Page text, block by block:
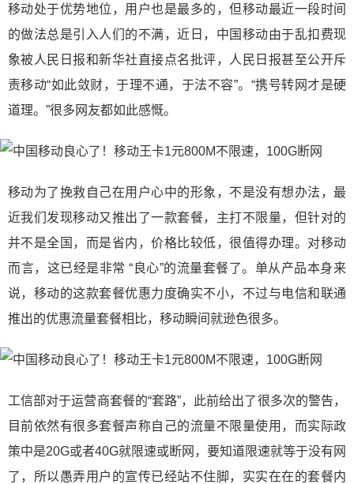
移动处于优势地位，用户也是最多的，但移动最近一段时间
的做法总是引入人们的不满，近日，中国移动由于乱扣费现
象被人民日报和新华社直接点名批评，人民日报甚至公开斥
责移动“如此敛财，于理不通，于法不容”。“携号转网才是硬
道理。”很多网友都如此感慨。
移动为了挽救自己在用户心中的形象，不是没有想办法，最
近我们发现移动又推出了一款套餐，主打不限量，但针对的
并不是全国，而是省内，价格比较低，很值得办理。对移动
而言，这已经是非常 “良心”的流量套餐了。单从产品本身来
说，移动的这款套餐优惠力度确实不小，不过与电信和联通
推出的优惠流量套餐相比，移动瞬间就逊色很多。
工信部对于运营商套餐的“套路”，此前给出了很多次的警告，
目前依然有很多套餐声称自己的流量不限量使用，而实际政
策中是20G或者40G就限速或断网，要知道限速就等于没有网
了，所以愚弄用户的宣传已经站不住脚，实实在在的套餐内